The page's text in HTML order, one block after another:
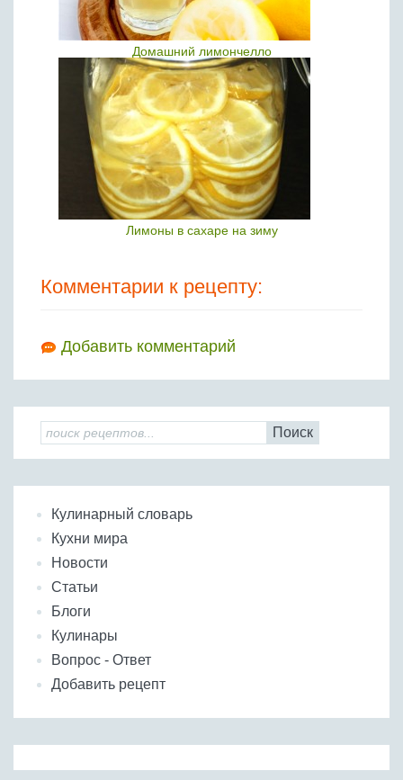
Домашний лимончелло
Лимоны в сахаре на зиму
Комментарии к рецепту:
Добавить комментарий
Поиск
Кулинарный словарь
Кухни мира
Новости
Статьи
Блоги
Кулинары
Вопрос - Ответ
Добавить рецепт